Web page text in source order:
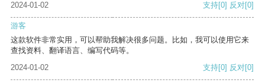
2024-01-02
支持[0] 反对[0]
游客
这款软件非常实用，可以帮助我解决很多问题。比如，我可以使用它来
查找资料、翻译语言、编写代码等。
2024-01-02
支持[0] 反对[0]